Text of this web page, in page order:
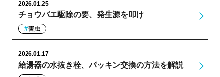
チョウバエ駆除の要、発生源を叩け
2026.01.25
害虫
給湯器の水抜き栓、パッキン交換の方法を解説
2026.01.17